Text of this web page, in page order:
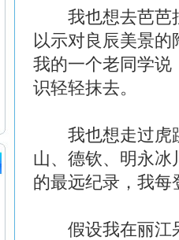
我也想去芭芭拉
以示对良辰美景
我的一个老同学说
识轻轻抹去。
我也想走过虎
山、德钦、明永
的最远纪录，我
假设我在丽江呆